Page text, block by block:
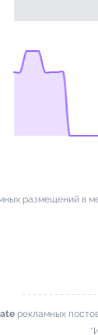
размещений в
рекламных